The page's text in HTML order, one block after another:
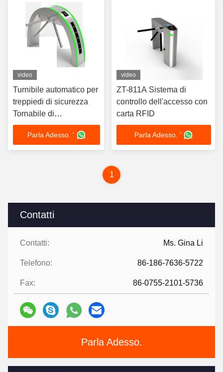
Contatti
Contatti: Ms. Gina Li
Telefono: 86-186-7636-5722
Fax: 86-0755-2101-5736
Parla Adesso.
video
Turnibile automatico per
treppiedi di sicurezza
Tornabile di
riconoscimento facciale
per palestre Area
panoramica
Parla Adesso. '
video
ZT-811A Sistema di
controllo dell'accesso con
carta RFID
Parla Adesso. '
1